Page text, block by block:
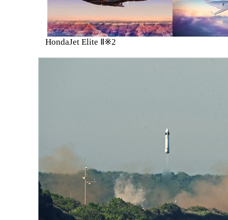
HondaJet Elite Ⅱ※2 HondaJet